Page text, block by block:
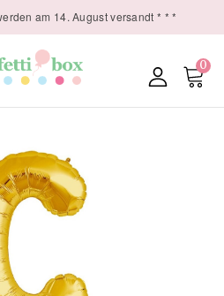
am 14. August versandt * * *
0